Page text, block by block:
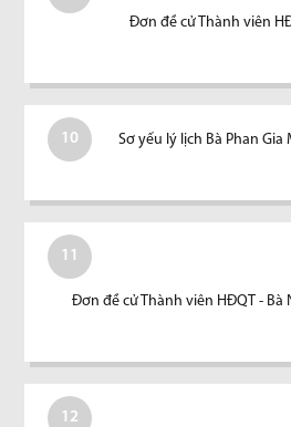
Đơn đề cử Thành viên
10 Sơ yếu lý lịch Bà Phan Gia
11
Đơn đề cử Thành viên HĐQT - Bà
12